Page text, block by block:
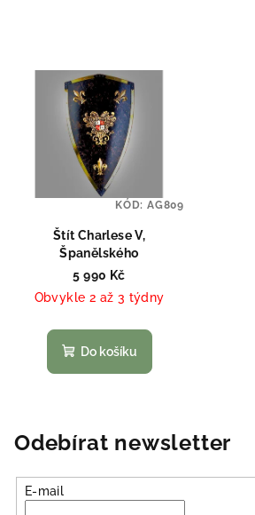
Štít Charlese V,
Španělského
5 990 Kč
Obvykle 2 až 3 týdny
Do košíku
KÓD: AG809
Odebírat newsletter
E-mail